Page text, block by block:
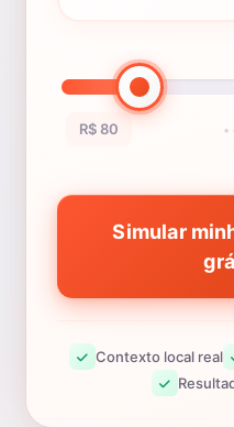
R$ 80
Simular
Contexto local real